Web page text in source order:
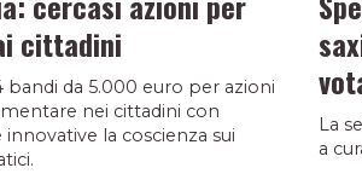
cittadini
bandi da 5.000 euro per azioni
nei cittadini con
la coscienza sui
La
a